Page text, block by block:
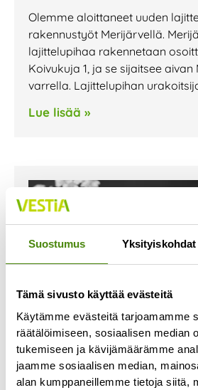
Suostumus Yksityiskohdat
Tämä sivusto käyttää evästeitä
Käytämme evästeitä tarjoamamme
räätälöimiseen, sosiaalisen median
tukemiseen ja kävijämäärämme
jaamme sosiaalisen median,
alan kumppaneillemme tietoja siitä,
Olemme aloittaneet uuden
rakennustyöt Merijärvellä.
lajittelupihaa rakennetaan
Koivukuja 1, ja se sijaitsee aivan
varrella. Lajittelupihan
Lue lisää »